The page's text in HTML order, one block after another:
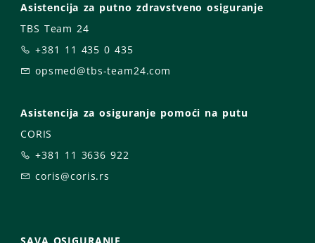
Asistencija za putno zdravstveno osiguranje
TBS Team 24
+381 11 435 0 435
opsmed@tbs-team24.com
Asistencija za osiguranje pomoći na putu
CORIS
+381 11 3636 922
coris@coris.rs